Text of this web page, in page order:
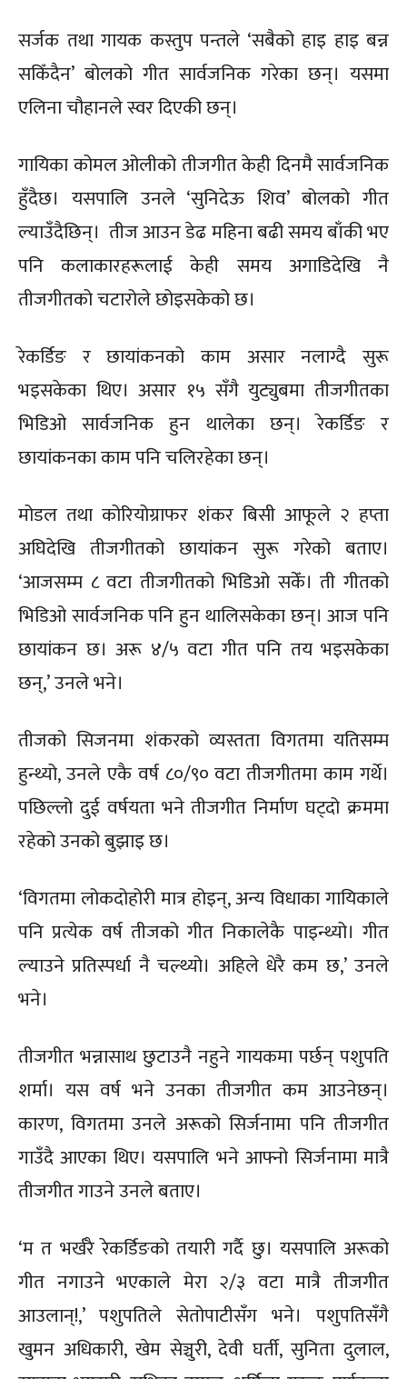
सर्जक तथा गायक कस्तुप पन्तले ‘सबैको हाइ हाइ बन्न
सकिँदैन’ बोलको गीत सार्वजनिक गरेका छन्। यसमा
एलिना चौहानले स्वर दिएकी छन्।
गायिका कोमल ओलीको तीजगीत केही दिनमै सार्वजनिक
हुँदैछ। यसपालि उनले ‘सुनिदेऊ शिव’ बोलको गीत
ल्याउँदैछिन्। तीज आउन डेढ महिना बढी समय बाँकी भए
पनि कलाकारहरूलाई केही समय अगाडिदेखि नै
तीजगीतको चटारोले छोइसकेको छ।
रेकर्डिङ र छायांकनको काम असार नलाग्दै सुरू
भइसकेका थिए। असार १५ सँगै युट्युबमा तीजगीतका
भिडिओ सार्वजनिक हुन थालेका छन्। रेकर्डिङ र
छायांकनका काम पनि चलिरहेका छन्।
मोडल तथा कोरियोग्राफर शंकर बिसी आफूले २ हप्ता
अघिदेखि तीजगीतको छायांकन सुरू गरेको बताए।
‘आजसम्म ८ वटा तीजगीतको भिडिओ सकेँ। ती गीतको
भिडिओ सार्वजनिक पनि हुन थालिसकेका छन्। आज पनि
छायांकन छ। अरू ४/५ वटा गीत पनि तय भइसकेका
छन्,’ उनले भने।
तीजको सिजनमा शंकरको व्यस्तता विगतमा यतिसम्म
हुन्थ्यो, उनले एकै वर्ष ८०/९० वटा तीजगीतमा काम गर्थे।
पछिल्लो दुई वर्षयता भने तीजगीत निर्माण घट्दो क्रममा
रहेको उनको बुझाइ छ।
‘विगतमा लोकदोहोरी मात्र होइन्, अन्य विधाका गायिकाले
पनि प्रत्येक वर्ष तीजको गीत निकालेकै पाइन्थ्यो। गीत
ल्याउने प्रतिस्पर्धा नै चल्थ्यो। अहिले धेरै कम छ,’ उनले
भने।
तीजगीत भन्नासाथ छुटाउनै नहुने गायकमा पर्छन् पशुपति
शर्मा। यस वर्ष भने उनका तीजगीत कम आउनेछन्।
कारण, विगतमा उनले अरूको सिर्जनामा पनि तीजगीत
गाउँदै आएका थिए। यसपालि भने आफ्नो सिर्जनामा मात्रै
तीजगीत गाउने उनले बताए।
‘म त भर्खरै रेकर्डिङको तयारी गर्दै छु। यसपालि अरूको
गीत नगाउने भएकाले मेरा २/३ वटा मात्रै तीजगीत
आउलान्!,’ पशुपतिले सेतोपाटीसँग भने। पशुपतिसँगै
खुमन अधिकारी, खेम सेञ्चुरी, देवी घर्ती, सुनिता दुलाल,